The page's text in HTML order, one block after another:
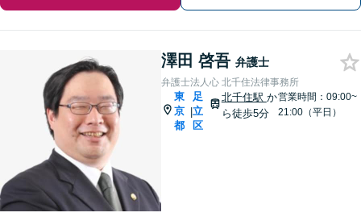
澤田 啓吾 弁護士
弁護士法人心 北千住法律事務所
東
京
都
|
足
立
区
北千住駅 か
ら徒歩5分
営業時間：09:00~
21:00（平日）